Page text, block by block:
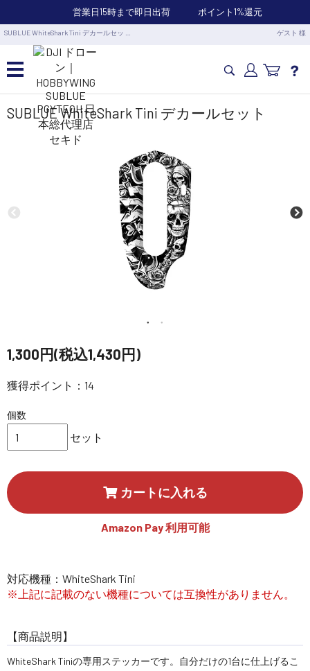
営業日15時まで即日出荷 ポイント1%還元
SUBLUE WhiteShark Tini デカールセッ … ゲスト 様
カメラドローン・生活家電
業務用ドローン・業務関連製品
水中ドローン(ROV)・水中スクーター
講習会･国家資格･WEBセミナー
定期配信!
コーポレートサイト
SEKIDO 会社概要
SUBLUE WhiteShark Tini デカールセット
1,300円(税込1,430円)
獲得ポイント：14
個数
セット
カートに入れる
Amazon Pay 利用可能
対応機種：WhiteShark Tini
※上記に記載のない機種については互換性がありません。
【商品説明】
WhiteShark Tiniの専用ステッカーです。自分だけの1台に仕上げるこ